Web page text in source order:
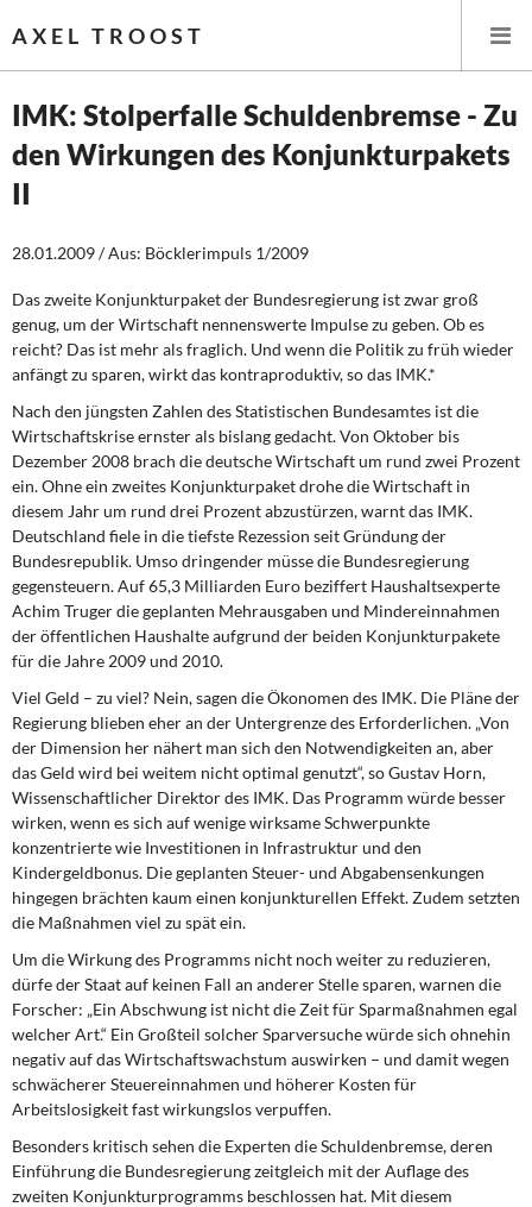
AXEL TROOST
Startseite
Wirtschaftspolitik
Steuer- und Finanzpolitik
Öffentliche Infrastruktur und Daseinsvorsorge
Eurokrise und Griechenland
DIE LINKE
Weitere Themen
Memo-Gruppe
Institut Solidarische Moderne
Rosa-Luxemburg-Stiftung
Über mich
Kontakt
IMK: Stolperfalle Schuldenbremse - Zu
den Wirkungen des Konjunkturpakets
II
28.01.2009 / Aus: Böcklerimpuls 1/2009
Das zweite Konjunkturpaket der Bundesregierung ist zwar groß
genug, um der Wirtschaft nennenswerte Impulse zu geben. Ob es
reicht? Das ist mehr als fraglich. Und wenn die Politik zu früh wieder
anfängt zu sparen, wirkt das kontraproduktiv, so das IMK.*
Nach den jüngsten Zahlen des Statistischen Bundesamtes ist die
Wirtschaftskrise ernster als bislang gedacht. Von Oktober bis
Dezember 2008 brach die deutsche Wirtschaft um rund zwei Prozent
ein. Ohne ein zweites Konjunkturpaket drohe die Wirtschaft in
diesem Jahr um rund drei Prozent abzustürzen, warnt das IMK.
Deutschland fiele in die tiefste Rezession seit Gründung der
Bundesrepublik. Umso dringender müsse die Bundesregierung
gegensteuern. Auf 65,3 Milliarden Euro beziffert Haushaltsexperte
Achim Truger die geplanten Mehrausgaben und Mindereinnahmen
der öffentlichen Haushalte aufgrund der beiden Konjunkturpakete
für die Jahre 2009 und 2010.
Viel Geld – zu viel? Nein, sagen die Ökonomen des IMK. Die Pläne der
Regierung blieben eher an der Untergrenze des Erforderlichen. „Von
der Dimension her nähert man sich den Notwendigkeiten an, aber
das Geld wird bei weitem nicht optimal genutzt“, so Gustav Horn,
Wissenschaftlicher Direktor des IMK. Das Programm würde besser
wirken, wenn es sich auf wenige wirksame Schwerpunkte
konzentrierte wie Investitionen in Infrastruktur und den
Kindergeldbonus. Die geplanten Steuer- und Abgabensenkungen
hingegen brächten kaum einen konjunkturellen Effekt. Zudem setzten
die Maßnahmen viel zu spät ein.
Um die Wirkung des Programms nicht noch weiter zu reduzieren,
dürfe der Staat auf keinen Fall an anderer Stelle sparen, warnen die
Forscher: „Ein Abschwung ist nicht die Zeit für Sparmaßnahmen egal
welcher Art.“ Ein Großteil solcher Sparversuche würde sich ohnehin
negativ auf das Wirtschaftswachstum auswirken – und damit wegen
schwächerer Steuereinnahmen und höherer Kosten für
Arbeitslosigkeit fast wirkungslos verpuffen.
Besonders kritisch sehen die Experten die Schuldenbremse, deren
Einführung die Bundesregierung zeitgleich mit der Auflage des
zweiten Konjunkturprogramms beschlossen hat. Mit diesem